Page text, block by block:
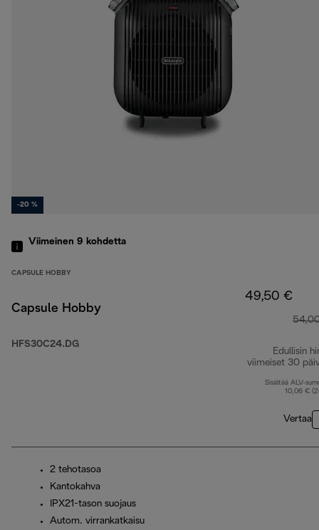
-20 %
Viimeinen 9 kohdetta
CAPSULE HOBBY
Capsule Hobby
HFS30C24.DG
49,50 €
Edullisin
viimeiset 30
Sisältää ALV-
10,06 €
Vertaa
2 tehotasoa
Kantokahva
IPX21-tason suojaus
Autom. virrankatkaisu